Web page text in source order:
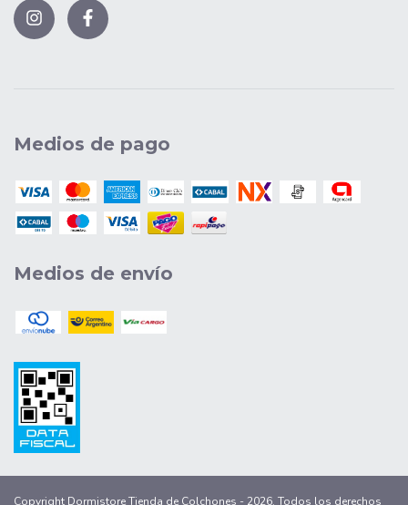
Medios de pago
Medios de envío
Copyright Dormistore Tienda de Colchones - 2026. Todos los derechos